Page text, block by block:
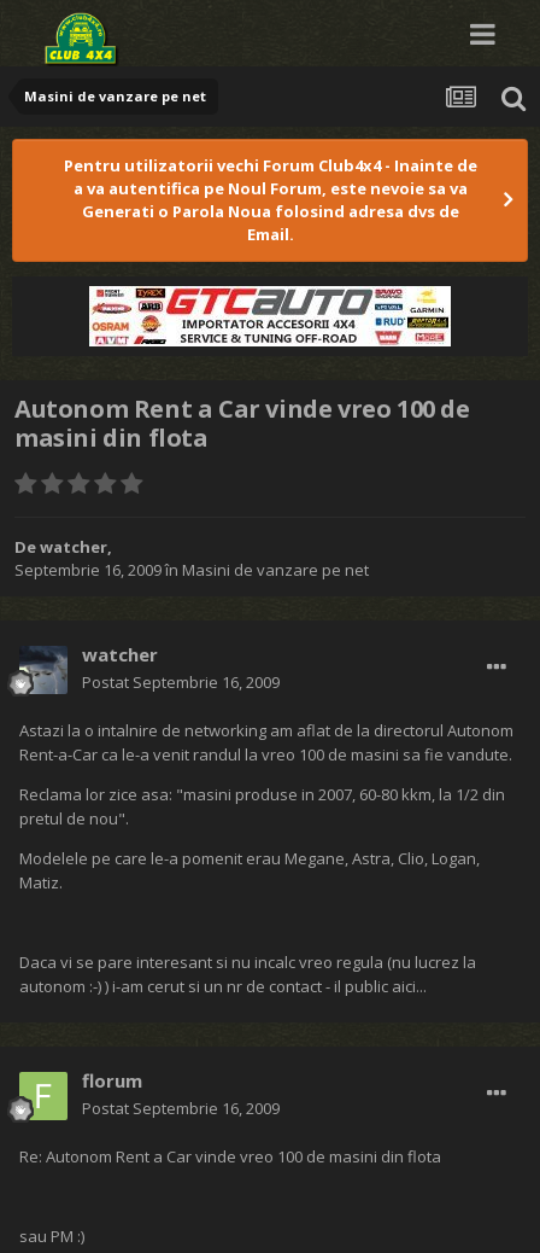
Masini de vanzare pe net
Pentru utilizatorii vechi Forum Club4x4 - Inainte de
a va autentifica pe Noul Forum, este nevoie sa va
Generati o Parola Noua folosind adresa dvs de
Email.
Autonom Rent a Car vinde vreo 100 de
masini din flota
Dewatcher,
Septembrie 16, 2009în Masini de vanzare pe net
watcher
Postat Septembrie 16, 2009
Astazi la o intalnire de networking am aflat de la directorul Autonom
Rent-a-Car ca le-a venit randul la vreo 100 de masini sa fie vandute.
Reclama lor zice asa: "masini produse in 2007, 60-80 kkm, la 1/2 din
pretul de nou".
Modelele pe care le-a pomenit erau Megane, Astra, Clio, Logan,
Matiz.
Daca vi se pare interesant si nu incalc vreo regula (nu lucrez la
autonom :-) ) i-am cerut si un nr de contact - il public aici...
florum
Postat Septembrie 16, 2009
Re: Autonom Rent a Car vinde vreo 100 de masini din flota
sau PM :)